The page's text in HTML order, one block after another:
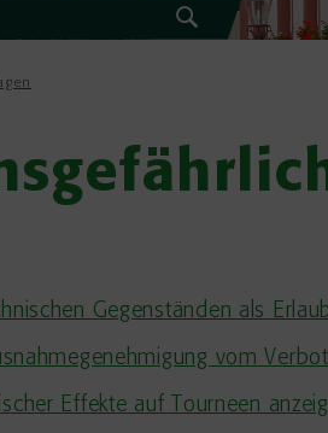
Gegenständen als
vom
Effekte auf Tourneen